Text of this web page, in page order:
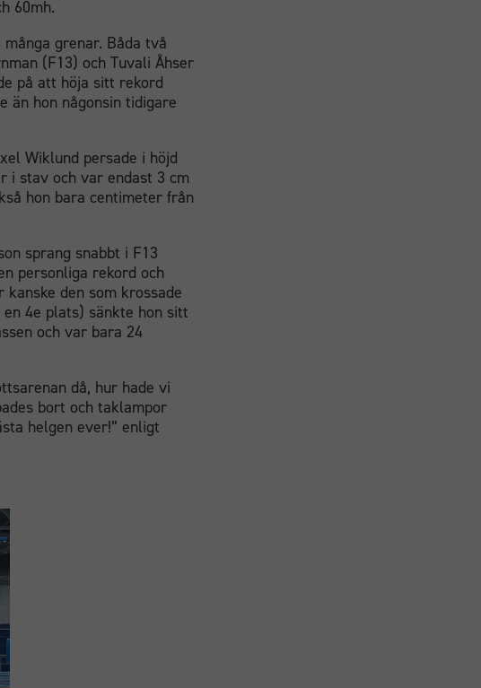
60mh.
grenar. Båda två
(F13) och Tuvali Åhser
på att höja sitt rekord
än hon någonsin tidigare
Wiklund persade i höjd
i stav och var endast 3 cm
hon bara centimeter från
sprang snabbt i F13
personliga rekord och
den som krossade
4e plats) sänkte hon sitt
och var bara 24
då, hur hade vi
bort och taklampor
helgen ever!” enligt